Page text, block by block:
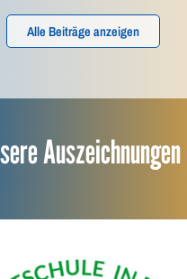
Alle Beiträge anzeigen
Auszeichnungen